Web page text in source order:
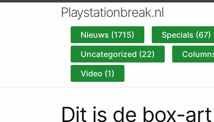
Playstationbreak.nl
Nieuws (1715) Specials (67)
Uncategorized (22)
Video (1)
Dit is de box-art